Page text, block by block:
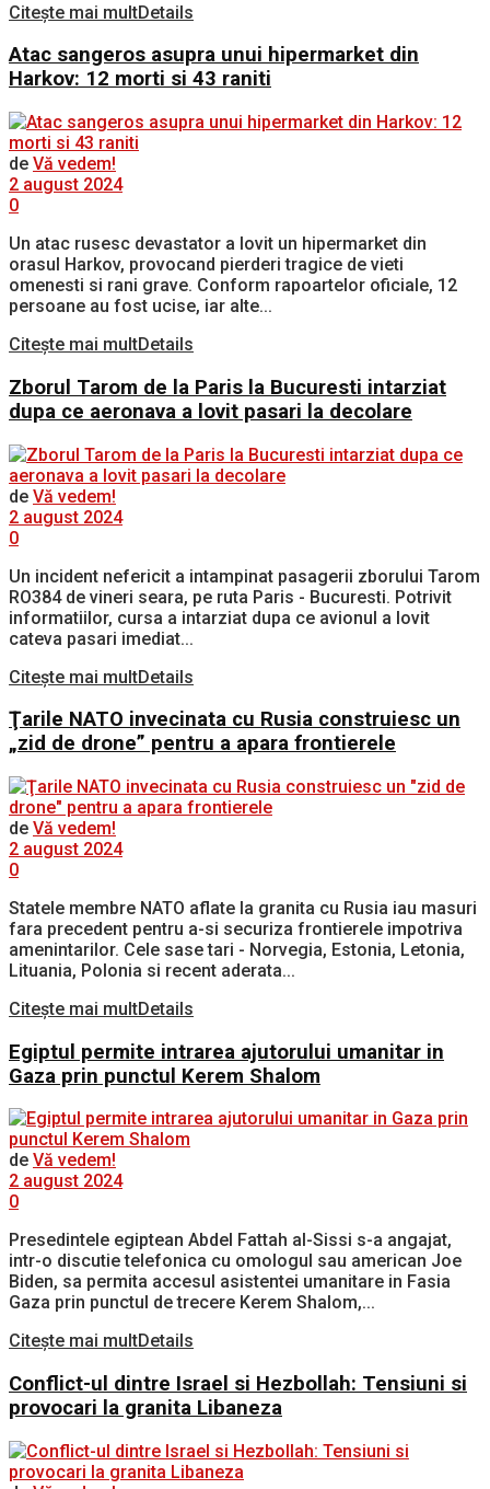
Citește mai multDetails
Atac sangeros asupra unui hipermarket din
Harkov: 12 morti si 43 raniti
de Vă vedem!
2 august 2024
0
Un atac rusesc devastator a lovit un hipermarket din
orasul Harkov, provocand pierderi tragice de vieti
omenesti si rani grave. Conform rapoartelor oficiale, 12
persoane au fost ucise, iar alte...
Citește mai multDetails
Zborul Tarom de la Paris la Bucuresti intarziat
dupa ce aeronava a lovit pasari la decolare
de Vă vedem!
2 august 2024
0
Un incident nefericit a intampinat pasagerii zborului Tarom
RO384 de vineri seara, pe ruta Paris - Bucuresti. Potrivit
informatiilor, cursa a intarziat dupa ce avionul a lovit
cateva pasari imediat...
Citește mai multDetails
Ţarile NATO invecinata cu Rusia construiesc un
„zid de drone” pentru a apara frontierele
de Vă vedem!
2 august 2024
0
Statele membre NATO aflate la granita cu Rusia iau masuri
fara precedent pentru a-si securiza frontierele impotriva
amenintarilor. Cele sase tari - Norvegia, Estonia, Letonia,
Lituania, Polonia si recent aderata...
Citește mai multDetails
Egiptul permite intrarea ajutorului umanitar in
Gaza prin punctul Kerem Shalom
de Vă vedem!
2 august 2024
0
Presedintele egiptean Abdel Fattah al-Sissi s-a angajat,
intr-o discutie telefonica cu omologul sau american Joe
Biden, sa permita accesul asistentei umanitare in Fasia
Gaza prin punctul de trecere Kerem Shalom,...
Citește mai multDetails
Conflict-ul dintre Israel si Hezbollah: Tensiuni si
provocari la granita Libaneza